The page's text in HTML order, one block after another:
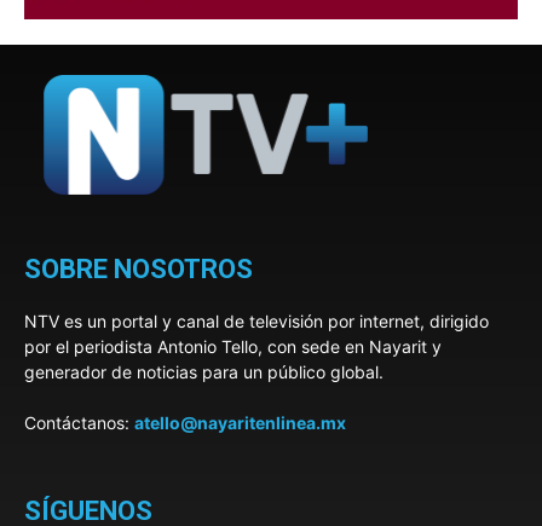
SOBRE NOSOTROS
NTV es un portal y canal de televisión por internet, dirigido
por el periodista Antonio Tello, con sede en Nayarit y
generador de noticias para un público global.
Contáctanos: atello@nayaritenlinea.mx
SÍGUENOS